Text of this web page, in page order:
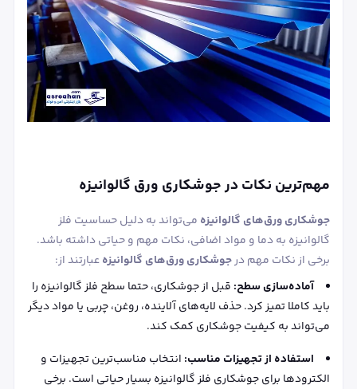
مهم‌ترین نکات در جوشکاری ورق گالوانیزه
جوشکاری ورق‌های گالوانیزه می‌تواند به دلیل حساسیت فلز
گالوانیزه به دما و مواد اضافی، نکات مهم و حیاتی داشته باشد.
برخی از نکات مهم درجوشکاری ورق‌های گالوانیزهعبارتند از:
آماده‌سازی سطح: قبل از جوشکاری، حتما سطح فلز گالوانیزه را
باید کاملا تمیز کرد. حذف لایه‌های آلاینده، روغن، چربی یا مواد دیگر
می‌تواند به کیفیت جوشکاری کمک کند.
استفاده از تجهیزات مناسب: انتخاب مناسب‌ترین تجهیزات و
الکترودها برای جوشکاری فلز گالوانیزه بسیار حیاتی است. برخی